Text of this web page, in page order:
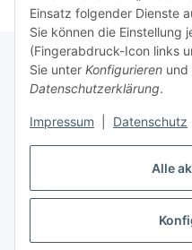
Alle
Einsatz folgender Dienste
Sie können die Einstellung
(Fingerabdruck-Icon links
Sie unter Konfigurieren und
Datenschutzerklärung.
Impressum Datenschutz
Gesetzliche Informationen